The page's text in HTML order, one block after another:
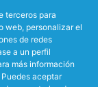
terceros para
web, personalizar el
de redes
a un perfil
más información
aceptar
que sigue
del curso
(10-15)